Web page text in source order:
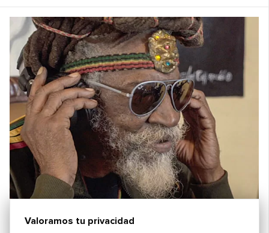
Valoramos tu privacidad